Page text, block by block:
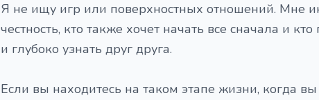
Я не ищу игр или поверхностных отношений. Мне
честность, кто также хочет начать все сначала и
и глубоко узнать друг друга.
Если вы находитесь на таком этапе жизни, когда